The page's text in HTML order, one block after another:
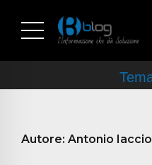
Autore: Antonio Iaccio